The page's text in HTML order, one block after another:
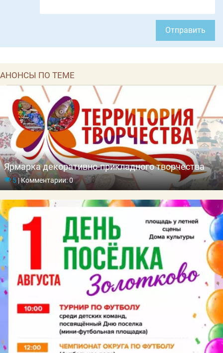
Отправить
АНОНСЫ ПО ТЕМЕ
Ярмарка декоративно-прикладного творчества
5|Комментарии: 0